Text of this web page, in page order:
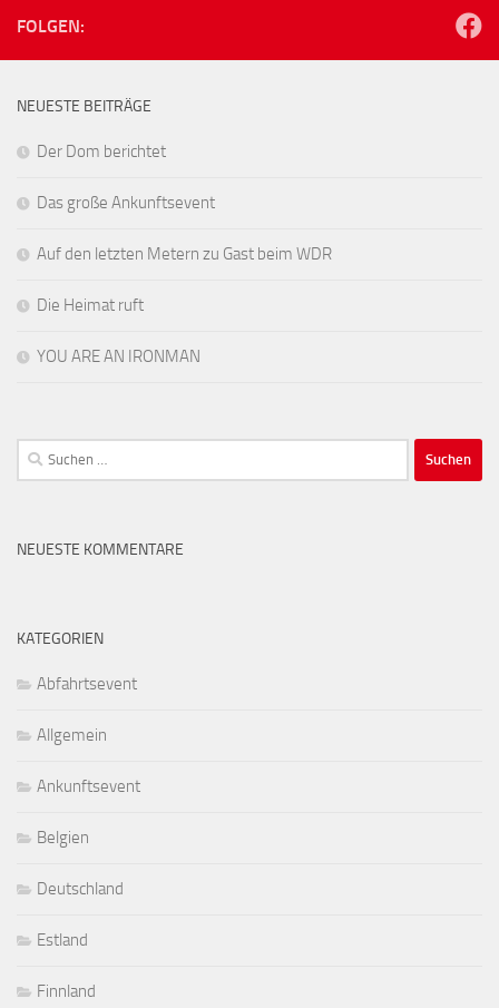
FOLGEN:
NEUESTE BEITRÄGE
Der Dom berichtet
Das große Ankunftsevent
Auf den letzten Metern zu Gast beim WDR
Die Heimat ruft
YOU ARE AN IRONMAN
Suchen
nach:
NEUESTE KOMMENTARE
KATEGORIEN
Abfahrtsevent
Allgemein
Ankunftsevent
Belgien
Deutschland
Estland
Finnland